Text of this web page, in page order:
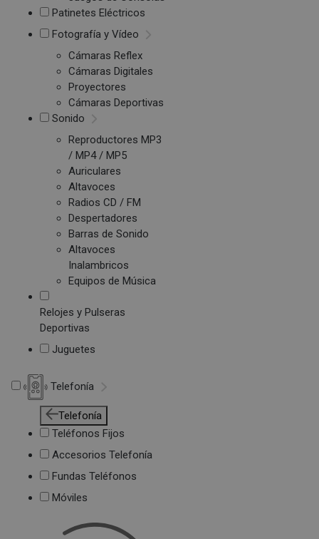
Patinetes Eléctricos
Fotografía y Vídeo
Cámaras Reflex
Cámaras Digitales
Proyectores
Cámaras Deportivas
Sonido
Reproductores MP3
/ MP4 / MP5
Auriculares
Altavoces
Radios CD / FM
Despertadores
Barras de Sonido
Altavoces
Inalambricos
Equipos de Música
Relojes y Pulseras
Deportivas
Juguetes
Telefonía
Telefonía
Teléfonos Fijos
Accesorios Telefonía
Fundas Teléfonos
Móviles